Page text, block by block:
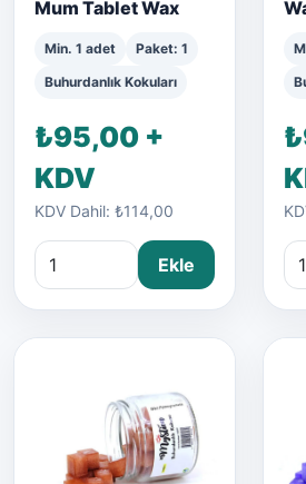
Mum Tablet Wax
Min. 1 adet
Paket: 1
Buhurdanlık Kokuları
₺95,00 +
KDV
KDV Dahil: ₺114,00
Ekle